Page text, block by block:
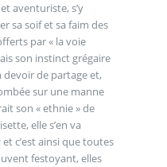
aventuriste, s’y
sa soif et sa faim des
par « la voie
son instinct grégaire
de partage et,
sur une manne
son « ethnie » de
elle s’en va
c’est ainsi que toutes
festoyant, elles